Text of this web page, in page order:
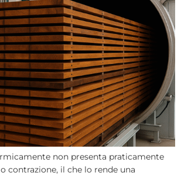
non presenta praticamente
contrazione, il che lo rende una